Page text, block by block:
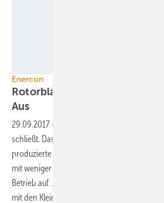
Enercon
Rotorblattfertigung für kleine
Aus
29.09.2017 -
schließt. Das zum Enercon-Firmennetzwerk
produzierte die Flügel der Anlagen des
mit weniger als einem Megawatt (MW) und
Betrieb auf. Zuletzt waren in dem ohnehin
mit den Kleinanlagen auch die Neuaufträge